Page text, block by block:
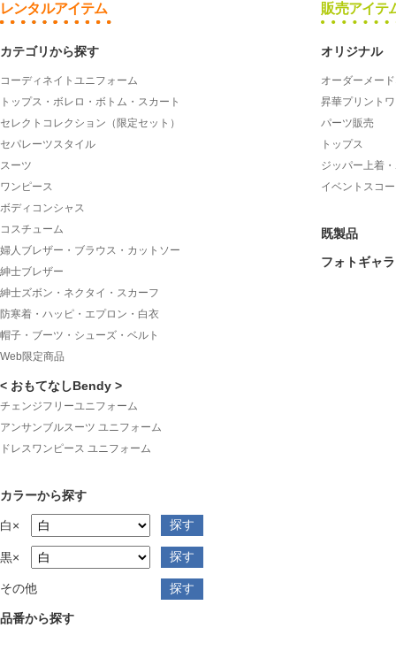
レンタルアイテム
カテゴリから探す
コーディネイトユニフォーム
トップス・ボレロ・ボトム・スカート
セレクトコレクション（限定セット）
セパレーツスタイル
スーツ
ワンピース
ボディコンシャス
コスチューム
婦人ブレザー・ブラウス・カットソー
紳士ブレザー
紳士ズボン・ネクタイ・スカーフ
防寒着・ハッピ・エプロン・白衣
帽子・ブーツ・シューズ・ベルト
Web限定商品
< おもてなしBendy >
チェンジフリーユニフォーム
アンサンブルスーツ ユニフォーム
ドレスワンピース ユニフォーム
カラーから探す
白×
黒×
その他
品番から探す
販売アイテ
オリジナル
オーダーメー
昇華プリント
パーツ販売
トップス
ジッパー上着
イベントスコ
既製品
フォトギャ